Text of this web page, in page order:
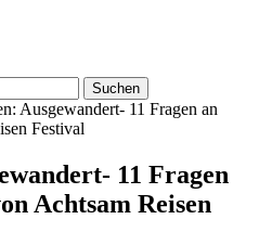
Ausgewandert- 11 Fragen an
Festival
11 Fragen
Achtsam Reisen